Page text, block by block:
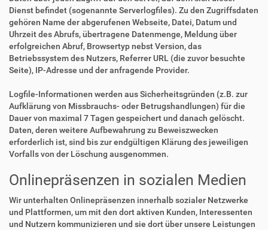
Dienst befindet (sogenannte Serverlogfiles). Zu den Zugriffsdaten
gehören Name der abgerufenen Webseite, Datei, Datum und
Uhrzeit des Abrufs, übertragene Datenmenge, Meldung über
erfolgreichen Abruf, Browsertyp nebst Version, das
Betriebssystem des Nutzers, Referrer URL (die zuvor besuchte
Seite), IP-Adresse und der anfragende Provider.
Logfile-Informationen werden aus Sicherheitsgründen (z.B. zur
Aufklärung von Missbrauchs- oder Betrugshandlungen) für die
Dauer von maximal 7 Tagen gespeichert und danach gelöscht.
Daten, deren weitere Aufbewahrung zu Beweiszwecken
erforderlich ist, sind bis zur endgültigen Klärung des jeweiligen
Vorfalls von der Löschung ausgenommen.
Onlinepräsenzen in sozialen Medien
Wir unterhalten Onlinepräsenzen innerhalb sozialer Netzwerke
und Plattformen, um mit den dort aktiven Kunden, Interessenten
und Nutzern kommunizieren und sie dort über unsere Leistungen